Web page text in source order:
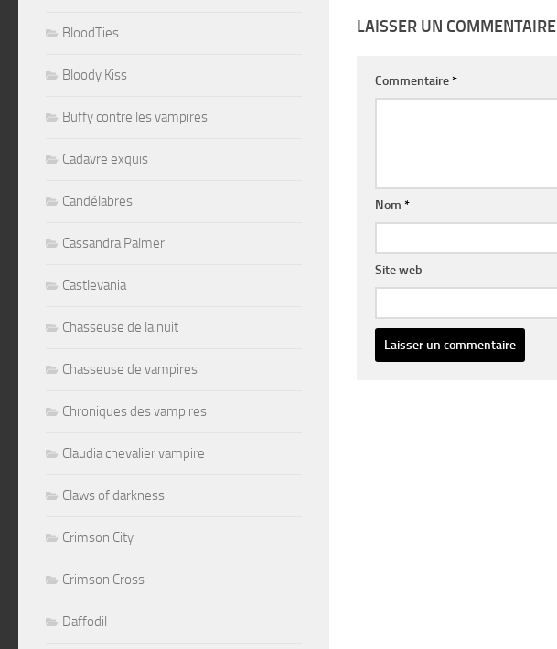
LAISSER UN COMMENTAIRE
Commentaire*
Nom *
Site web
BloodTies
Bloody Kiss
Buffy contre les vampires
Cadavre exquis
Candélabres
Cassandra Palmer
Castlevania
Chasseuse de la nuit
Chasseuse de vampires
Chroniques des vampires
Claudia chevalier vampire
Claws of darkness
Crimson City
Crimson Cross
Daffodil